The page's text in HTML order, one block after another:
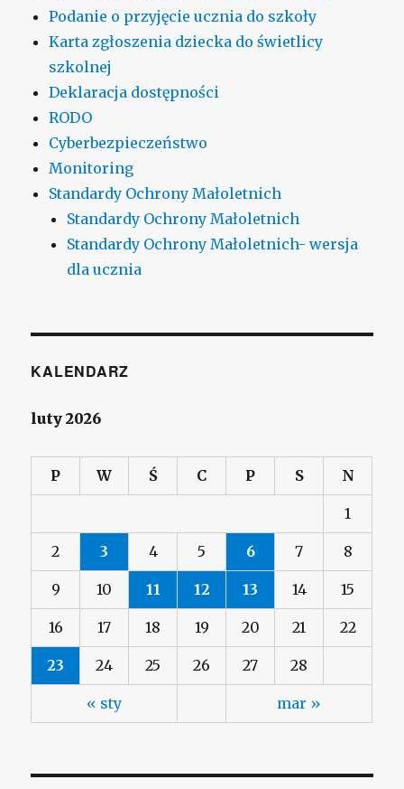
Podanie o przyjęcie ucznia do szkoły
Karta zgłoszenia dziecka do świetlicy
szkolnej
Deklaracja dostępności
RODO
Cyberbezpieczeństwo
Monitoring
Standardy Ochrony Małoletnich
Standardy Ochrony Małoletnich
Standardy Ochrony Małoletnich- wersja
dla ucznia
KALENDARZ
luty 2026
P W Ś C P S N
« sty mar »
1
2 3 4 5 6 7 8
9 10 11 12 13 14 15
16 17 18 19 20 21 22
23 24 25 26 27 28